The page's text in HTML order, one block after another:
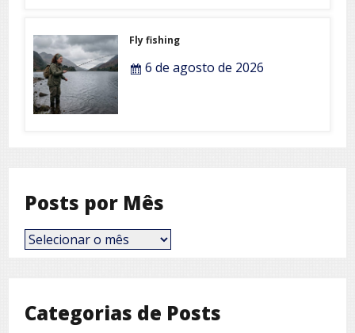
Fly fishing
6 de agosto de 2026
Posts por Mês
Posts
por
Categorias de Posts